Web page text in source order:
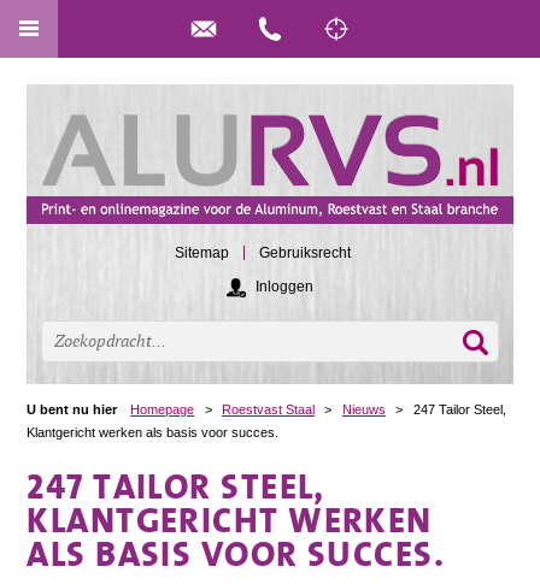
Sitemap
Gebruiksrecht
Inloggen
U bent nu hier Homepage > Roestvast Staal > Nieuws >
247 Tailor Steel,
Klantgericht werken als basis voor succes.
247 TAILOR STEEL,
KLANTGERICHT WERKEN
ALS BASIS VOOR SUCCES.